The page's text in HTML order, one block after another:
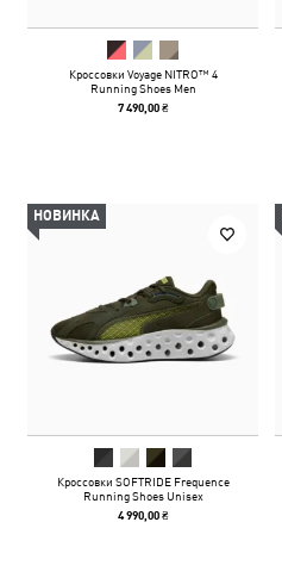
Кроссовки Voyage NITRO™ 4
Running Shoes Men
7 490,00 ₴
НОВИНКА
Кроссовки SOFTRIDE Frequence
Running Shoes Unisex
4 990,00 ₴